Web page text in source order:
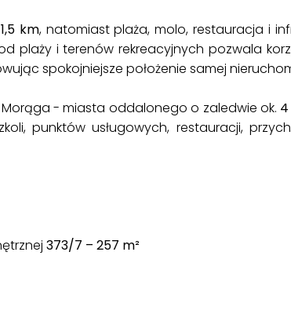
1,5 km, natomiast plaża, molo, restauracja i
plaży i terenów rekreacyjnych pozwala
spokojniejsze położenie samej
- miasta oddalonego o zaledwie ok.
punktów usługowych, restauracji,
373/7 – 257 m²